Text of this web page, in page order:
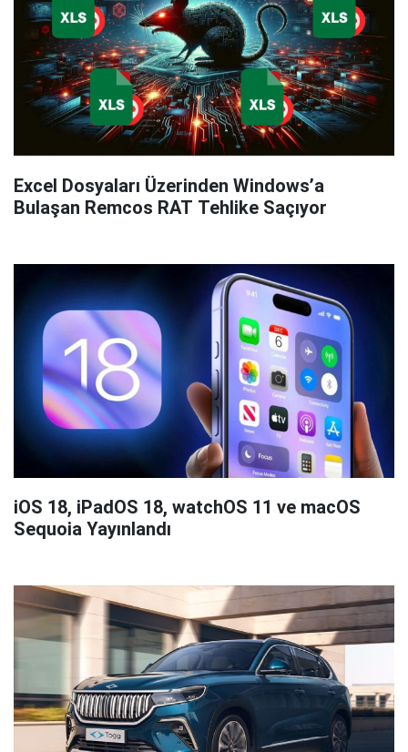
Excel Dosyaları Üzerinden Windows’a
Bulaşan Remcos RAT Tehlike Saçıyor
iOS 18, iPadOS 18, watchOS 11 ve macOS
Sequoia Yayınlandı